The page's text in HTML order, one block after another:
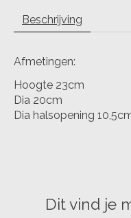
Beschrijving
Afmetingen:
Hoogte 23cm
Dia 20cm
Dia halsopening
Dit vind je